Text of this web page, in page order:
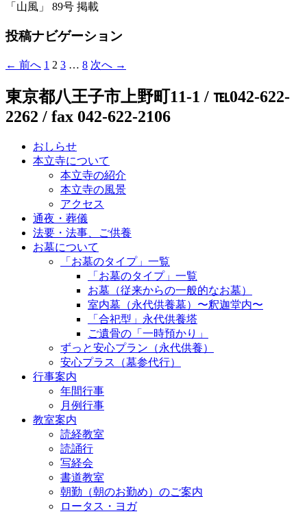
「山風」 89号 掲載
投稿ナビゲーション
← 前へ 1 2 3 … 8 次へ →
東京都八王子市上野町11-1 / ℡042-622-
2262 / fax 042-622-2106
おしらせ
本立寺について
本立寺の紹介
本立寺の風景
アクセス
通夜・葬儀
法要・法事、ご供養
お墓について
「お墓のタイプ」一覧
「お墓のタイプ」一覧
お墓（従来からの一般的なお墓）
室内墓（永代供養墓）〜釈迦堂内〜
「合祀型」永代供養塔
ご遺骨の「一時預かり」
ずっと安心プラン（永代供養）
安心プラス（墓参代行）
行事案内
年間行事
月例行事
教室案内
読経教室
読誦行
写経会
書道教室
朝勤（朝のお勤め）のご案内
ロータス・ヨガ